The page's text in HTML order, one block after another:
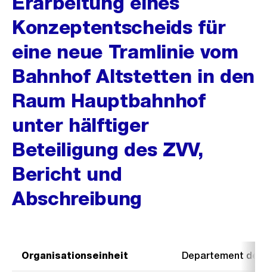
Konzeptentscheids für
eine neue Tramlinie vom
Bahnhof Altstetten in den
Raum Hauptbahnhof
unter hälftiger
Beteiligung des ZVV,
Bericht und
Abschreibung
Organisationseinheit Departement der